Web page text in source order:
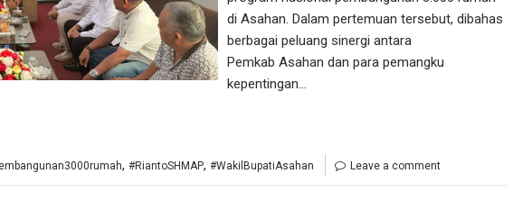
di Asahan. Dalam pertemuan tersebut, dibahas
berbagai peluang sinergi antara
Pemkab Asahan dan para pemangku
kepentingan…
, #RiantoSHMAP, #WakilBupatiAsahan Leave a comment